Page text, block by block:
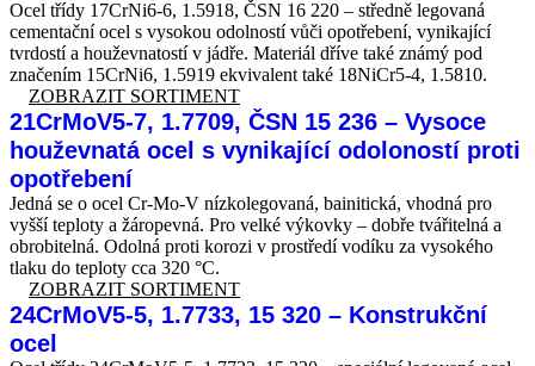
Ocel třídy 17CrNi6-6, 1.5918, ČSN 16 220 – středně legovaná
cementační ocel s vysokou odolností vůči opotřebení, vynikající
tvrdostí a houževnatostí v jádře. Materiál dříve také známý pod
značením 15CrNi6, 1.5919 ekvivalent také 18NiCr5-4, 1.5810.
ZOBRAZIT SORTIMENT
21CrMoV5-7, 1.7709, ČSN 15 236 – Vysoce
houževnatá ocel s vynikající odoloností proti
opotřebení
Jedná se o ocel Cr-Mo-V nízkolegovaná, bainitická, vhodná pro
vyšší teploty a žáropevná. Pro velké výkovky – dobře tvářitelná a
obrobitelná. Odolná proti korozi v prostředí vodíku za vysokého
tlaku do teploty cca 320 °C.
ZOBRAZIT SORTIMENT
24CrMoV5-5, 1.7733, 15 320 – Konstrukční
ocel